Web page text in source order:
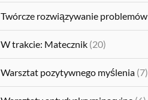
Twórcze rozwiązywanie problemów
W trakcie: Matecznik (20)
Warsztat pozytywnego myślenia (7)